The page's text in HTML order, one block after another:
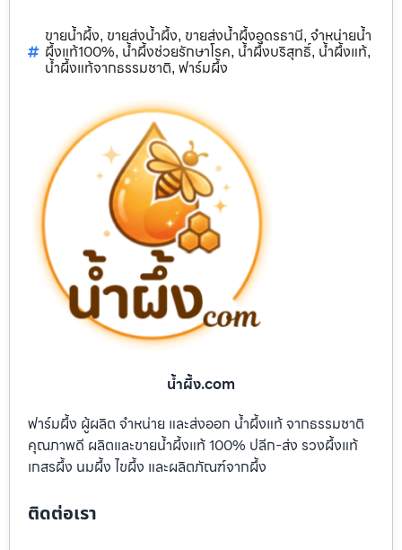
ขายน้ำผึ้ง, ขายส่งน้ำผึ้ง, ขายส่งน้ำผึ้งอุดรธานี, จำหน่ายน้ำ
ผึ้งแท้100%, น้ำผึ้งช่วยรักษาโรค, น้ำผึ้งบริสุทธิ์, น้ำผึ้งแท้,
น้ำผึ้งแท้จากธรรมชาติ, ฟาร์มผึ้ง
น้ำผึ้ง.com
ฟาร์มผึ้ง ผู้ผลิต จำหน่าย และส่งออก น้ำผึ้งแท้ จากธรรมชาติ
คุณภาพดี ผลิตและขายน้ำผึ้งแท้ 100% ปลีก-ส่ง รวงผึ้งแท้
เกสรผึ้ง นมผึ้ง ไขผึ้ง และผลิตภัณฑ์จากผึ้ง
ติดต่อเรา